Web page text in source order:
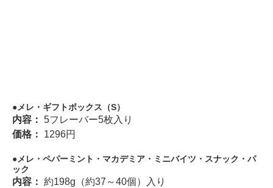
メレ・ギフトボックス（S）
内容： 5フレーバー5枚入り
価格： 1296円
メレ・ペパーミント・マカデミア・ミニバイツ・スナック・パ
ック
内容： 約198g（約37～40個）入り